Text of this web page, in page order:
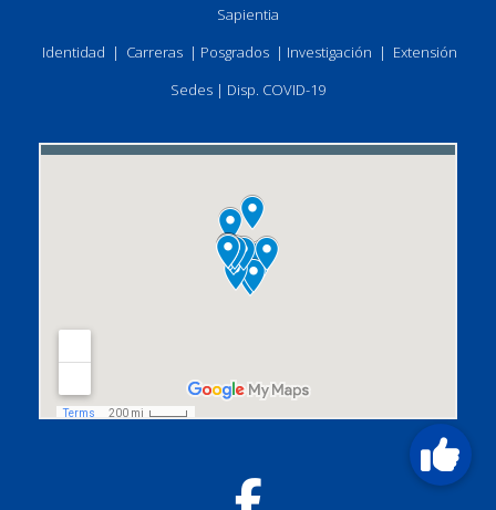
Sapientia
Identidad | Carreras | Posgrados | Investigación | Extensión
Sedes | Disp. COVID-19